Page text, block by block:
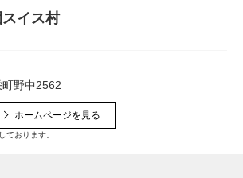
イス村
野中2562
ております。
ホームページを見る